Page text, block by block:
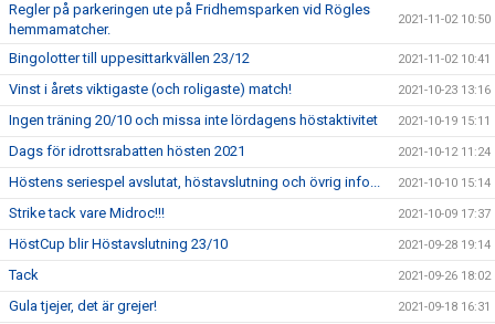
Regler på parkeringen ute på Fridhemsparken vid Rögles
hemmamatcher.
2021-11-02 10:50
Bingolotter till uppesittarkvällen 23/12 2021-11-02 10:41
Vinst i årets viktigaste (och roligaste) match! 2021-10-23 13:16
Ingen träning 20/10 och missa inte lördagens höstaktivitet 2021-10-19 15:11
Dags för idrottsrabatten hösten 2021 2021-10-12 11:24
Höstens seriespel avslutat, höstavslutning och övrig info... 2021-10-10 15:14
Strike tack vare Midroc!!! 2021-10-09 17:37
HöstCup blir Höstavslutning 23/10 2021-09-28 19:14
Tack 2021-09-26 18:02
Gula tjejer, det är grejer! 2021-09-18 16:31